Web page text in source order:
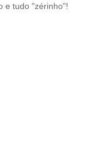
e tudo "zérinho"!